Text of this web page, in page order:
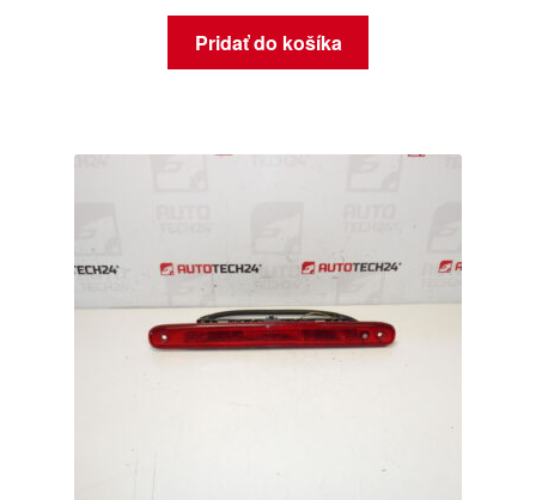
Pridať do košíka